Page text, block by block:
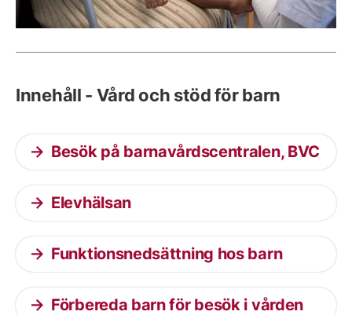
Innehåll - Vård och stöd för barn
Besök på barnavårdscentralen, BVC
Elevhälsan
Funktionsnedsättning hos barn
Förbereda barn för besök i vården